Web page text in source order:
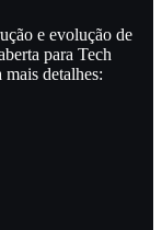
e evolução de
para Tech
detalhes: